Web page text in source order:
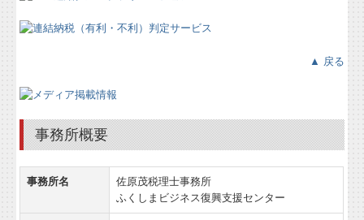
事務所概要
事務所名
佐原茂税理士事務所
ふくしまビジネス復興支援センター
▲ 戻る